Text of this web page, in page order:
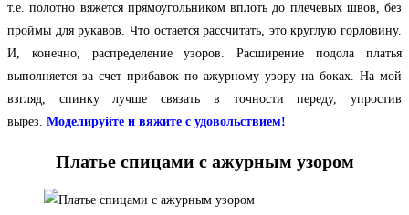
т.е. полотно вяжется прямоугольником вплоть до плечевых швов, без
проймы для рукавов. Что остается рассчитать, это круглую горловину.
И, конечно, распределение узоров. Расширение подола платья
выполняется за счет прибавок по ажурному узору на боках. На мой
взгляд, спинку лучше связать в точности переду, упростив
вырез. Моделируйте и вяжите с удовольствием!
Платье спицами с ажурным узором